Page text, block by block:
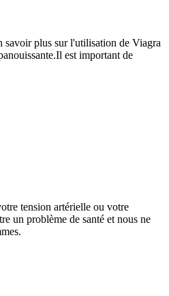
savoir plus sur l'utilisation de Viagra
est important de
tension artérielle ou votre
un problème de santé et nous ne